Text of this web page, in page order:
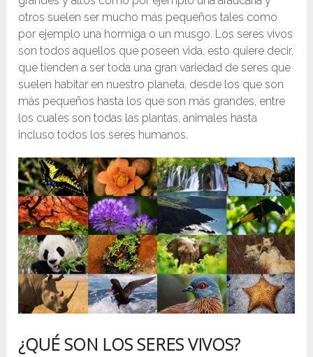
otros suelen ser mucho más pequeños tales como
por ejemplo una hormiga o un musgo. Los seres vivos
son todos aquellos que poseen vida, esto quiere decir,
que tienden a ser toda una gran variedad de seres que
suelen habitar en nuestro planeta, desde los que son
más pequeños hasta los que son más grandes, entre
los cuales son todas las plantas, animales hasta
incluso todos los seres humanos.
¿QUÉ SON LOS SERES VIVOS?